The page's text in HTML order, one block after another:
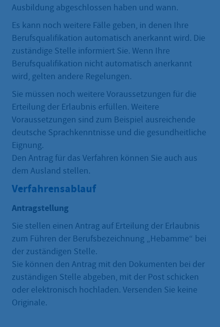
Ausbildung abgeschlossen haben und wann.
Es kann noch weitere Fälle geben, in denen Ihre
Berufsqualifikation automatisch anerkannt wird. Die
zuständige Stelle informiert Sie. Wenn Ihre
Berufsqualifikation nicht automatisch anerkannt
wird, gelten andere Regelungen.
Sie müssen noch weitere Voraussetzungen für die
Erteilung der Erlaubnis erfüllen. Weitere
Voraussetzungen sind zum Beispiel ausreichende
deutsche Sprachkenntnisse und die gesundheitliche
Eignung.
Den Antrag für das Verfahren können Sie auch aus
dem Ausland stellen.
Verfahrensablauf
Antragstellung
Sie stellen einen Antrag auf Erteilung der Erlaubnis
zum Führen der Berufsbezeichnung „Hebamme“ bei
der zuständigen Stelle.
Sie können den Antrag mit den Dokumenten bei der
zuständigen Stelle abgeben, mit der Post schicken
oder elektronisch hochladen. Versenden Sie keine
Originale.